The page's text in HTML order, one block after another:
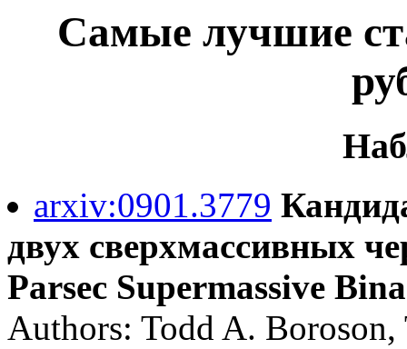
Самые лучшие
arxiv:0901.3779
двух сверхмассивных
Parsec Supermassive
Authors: Todd A. Boroson,